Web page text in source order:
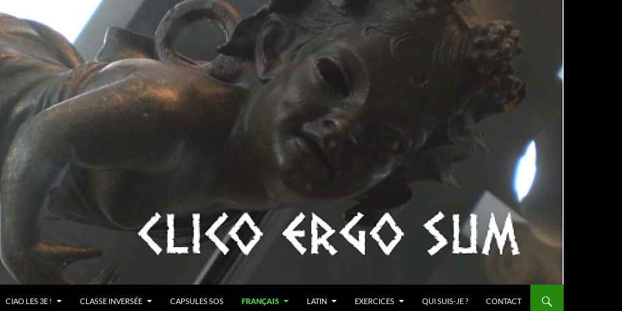
CIAO LES 3E ! CLASSE INVERSÉE CAPSULES SOS FRANÇAIS LATIN EXERCICES QUI SUIS-JE ? CONTACT